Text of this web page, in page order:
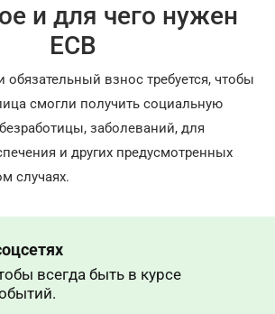
и для чего нужен
ЕСВ
обязательный взнос требуется, чтобы
смогли получить социальную
заболеваний, для
и других предусмотренных
случаях.
всегда быть в курсе